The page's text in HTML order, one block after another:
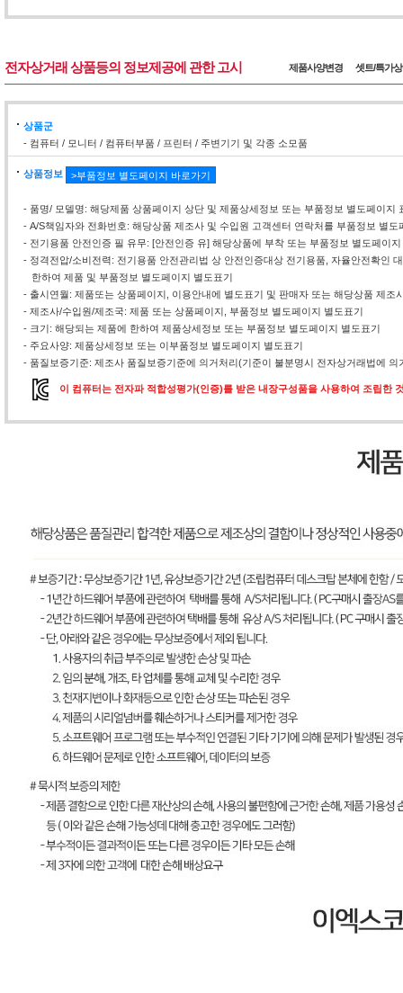
전자상거래 상품등의 정보제공에 관한 고시 제품사양변경 셋트/특가
상품군
- 컴퓨터 / 모니터 / 컴퓨터부품 / 프린터 / 주변기기 및 각종 소모품
상품정보 >부품정보 별도페이지 바로가기
- 품명/ 모델명: 해당제품 상품페이지 상단 및 제품상세정보 또는 부품정보 별도페이지
- A/S책임자와 전화번호: 해당상품 제조사 및 수입원 고객센터 연락처를 부품정보 별도
- 전기용품 안전인증 필 유무: [안전인증 유] 해당상품에 부착 또는 부품정보 별도페이지
- 정격전압/소비전력: 전기용품 안전관리법 상 안전인증대상 전기용품, 자율안전확인
한하여 제품 및 부품정보 별도페이지 별도표기
- 출시연월: 제품또는 상품페이지, 이용안내에 별도표기 및 판매자 또는 해당상품 제조
- 제조사/수입원/제조국: 제품 또는 상품페이지, 부품정보 별도페이지 별도표기
- 크기: 해당되는 제품에 한하여 제품상세정보 또는 부품정보 별도페이지 별도표기
- 주요사양: 제품상세정보 또는 이부품정보 별도페이지 별도표기
- 품질보증기준: 제조사 품질보증기준에 의거처리(기준이 불분명시 전자상거래법에 의
이 컴퓨터는 전자파 적합성평가(인증)를 받은 내장구성품을 사용하여 조립한